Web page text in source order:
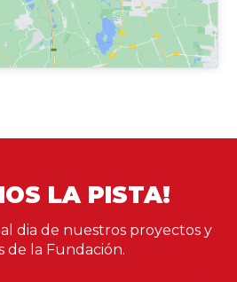
LA PISTA!
dia de nuestros proyectos y
de la Fundación.